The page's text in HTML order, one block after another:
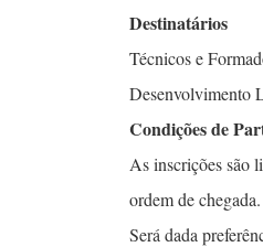
Destinatários
Técnicos e
Desenvolvimento
Condições de
As inscrições são
ordem de chegada.
Será dada